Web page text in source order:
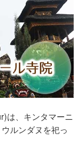
は、キンタマーニ
ルンダヌを祀っ